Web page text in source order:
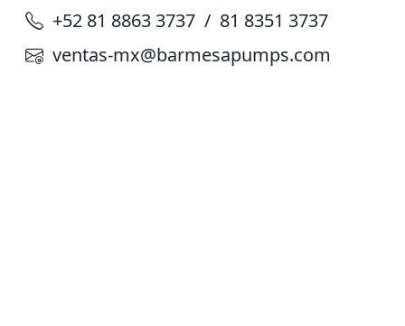
+52 81 8863 3737 / 81 8351 3737
ventas-mx@barmesapumps.com